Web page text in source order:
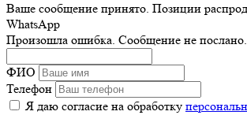
Ваше сообщение принято. Позиции
WhatsApp
Произошла ошибка. Сообщение не послано.
ФИО
Телефон
Я даю согласие на обработку